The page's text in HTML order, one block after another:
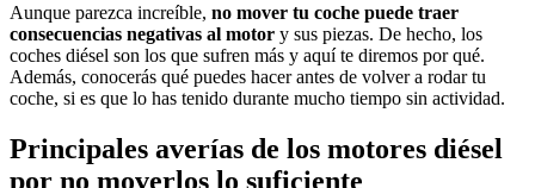
Aunque parezca increíble, no mover tu coche puede traer
consecuencias negativas al motor y sus piezas. De hecho, los
coches diésel son los que sufren más y aquí te diremos por qué.
Además, conocerás qué puedes hacer antes de volver a rodar tu
coche, si es que lo has tenido durante mucho tiempo sin actividad.
Principales averías de los motores diésel
por no moverlos lo suficiente